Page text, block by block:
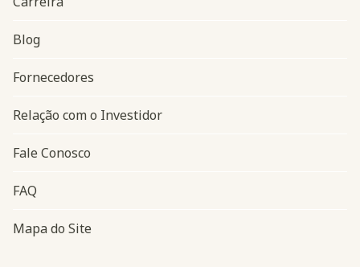
Navegação do rodapé
Blog
Fornecedores
Relação com o Investidor
Fale Conosco
FAQ
Mapa do Site